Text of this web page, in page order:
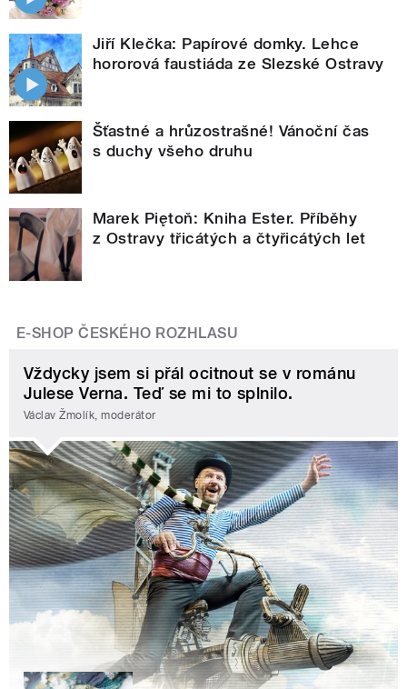
Jiří Klečka: Papírové domky. Lehce
hororová faustiáda ze Slezské Ostravy
Šťastné a hrůzostrašné! Vánoční čas
s duchy všeho druhu
Marek Piętoň: Kniha Ester. Příběhy
z Ostravy třicátých a čtyřicátých let
E-SHOP ČESKÉHO ROZHLASU
Vždycky jsem si přál ocitnout se v románu
Julese Verna. Teď se mi to splnilo.
Václav Žmolík, moderátor